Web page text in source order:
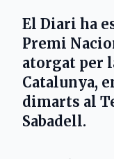
El Diari ha
Premi
atorgat per
Catalunya,
dimarts al
Sabadell.